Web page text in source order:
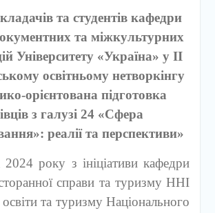
та студентів кафедри
та міжкультурних
Університету «Україна» у ІІ
освітньому нетворкінгу
орієнтована підготовка
з галузі 24 «Сфера
реалії та перспективи»
2024 року з ініціативи кафедри
справи та туризму ННІ
та туризму Національного